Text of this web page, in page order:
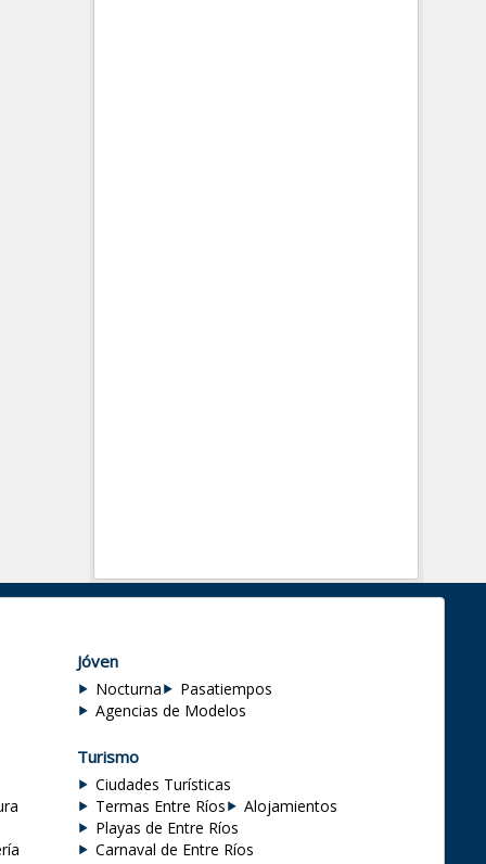
Jóven
Nocturna
Pasatiempos
Agencias de Modelos
Turismo
Ciudades Turísticas
Termas Entre Ríos
Alojamientos
Playas de Entre Ríos
Carnaval de Entre Ríos